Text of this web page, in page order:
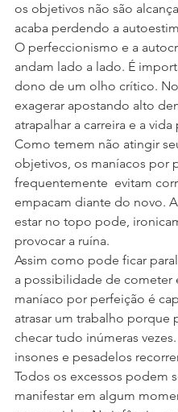
os objetivos não são
acaba perdendo a
O perfeccionismo e a
andam lado a lado. É
dono de um olho crítico.
exagerar apostando alto
atrapalhar a carreira e a vida
Como temem não atingir
objetivos, os maníacos por
frequentemente  evitam
empacam diante do novo.
estar no topo pode,
provocar a ruína.
Assim como pode ficar
a possibilidade de cometer
maníaco por perfeição é
atrasar um trabalho porque
checar tudo inúmeras
insones e pesadelos
Todos os excessos podem
manifestar em algum